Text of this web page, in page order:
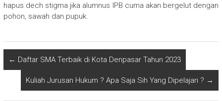
hapus dech stigma jika alumnus IPB cuma akan bergelut dengan
pohon, sawah dan pupuk.
← Daftar SMA Terbaik di Kota Denpasar Tahun 2023
Kuliah Jurusan Hukum ? Apa Saja Sih Yang Dipelajari ? →